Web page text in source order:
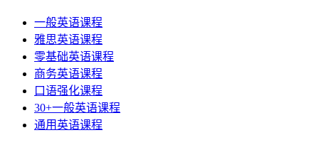
一般英语课程
雅思英语课程
零基础英语课程
商务英语课程
口语强化课程
30+一般英语课程
通用英语课程